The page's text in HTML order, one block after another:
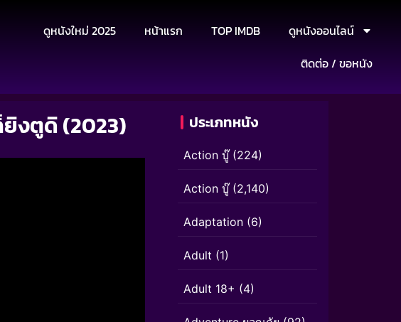
ดูหนังใหม่ 2025 หน้าแรก TOP IMDB
ดูหนังออนไลน์
ติดต่อ / ขอหนัง
ยิงตูดิ (2023) ประเภทหนัง
Action บู๊(224)
Action บู๊(2,140)
Adaptation (6)
Adult (1)
Adult 18+ (4)